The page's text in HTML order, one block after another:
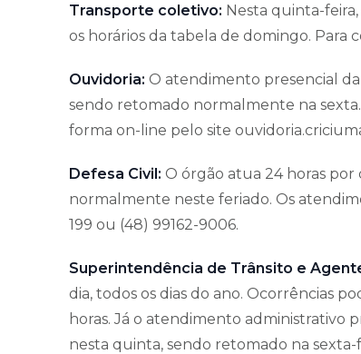
Transporte coletivo: Nesta quinta-
os horários da tabela de domingo. Para
Ouvidoria: O atendimento presencial
sendo retomado normalmente na
forma on-line pelo site
Defesa Civil: O órgão atua 24 horas por
normalmente neste feriado. Os
199 ou (48) 99162-9006.
Superintendência de Trânsito e
dia, todos os dias do ano. Ocorrências
horas. Já o atendimento administrativo
nesta quinta, sendo retomado na sexta-